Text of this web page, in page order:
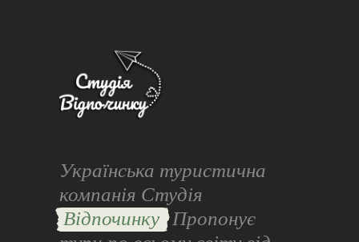
Українська туристична
компанія Студія
Відпочинку Пропонує